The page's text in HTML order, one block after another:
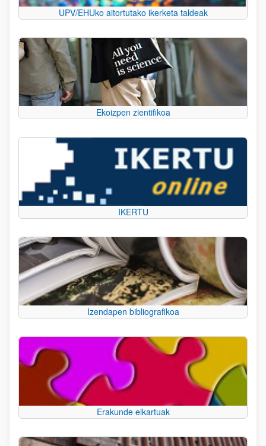
UPV/EHUko aitortutako ikerketa taldeak
Ekoizpen zientifikoa
IKERTU
Izendapen bibliografikoa
Erakunde elkartuak